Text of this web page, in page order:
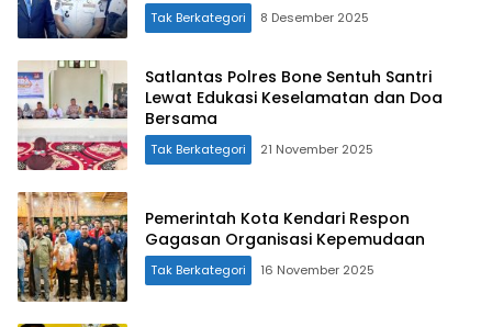
Tak Berkategori 8 Desember 2025
Satlantas Polres Bone Sentuh Santri
Lewat Edukasi Keselamatan dan Doa
Bersama
Tak Berkategori 21 November 2025
Pemerintah Kota Kendari Respon
Gagasan Organisasi Kepemudaan
Tak Berkategori 16 November 2025